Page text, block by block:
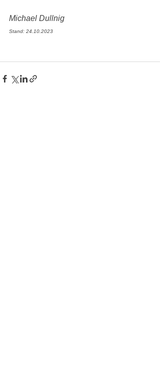
Michael Dullnig
Stand: 24.10.2023